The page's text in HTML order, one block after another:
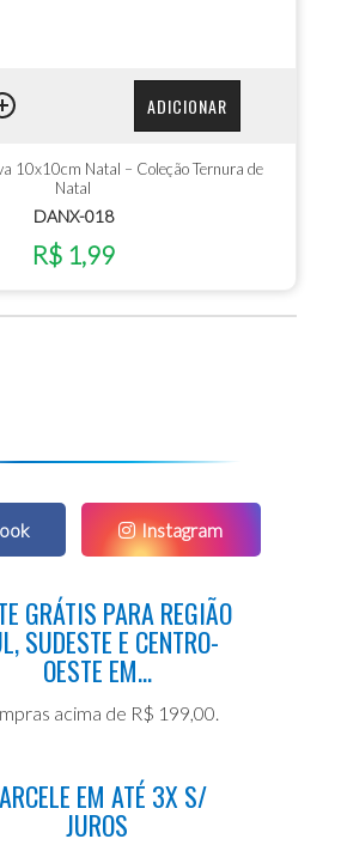
ADICIONAR
10x10cm Natal – Coleção Ternura de
Natal
DANX-018
R$ 1,99
Instagram
GRÁTIS PARA REGIÃO
SUDESTE E CENTRO-
OESTE EM...
acima de R$ 199,00.
EM ATÉ 3X S/
JUROS